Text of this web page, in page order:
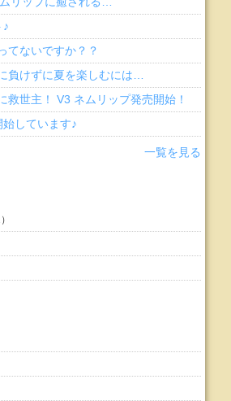
てないですか？？
負けずに夏を楽しむには…
救世主！ V3 ネムリップ発売開始！
しています♪
一覧を見る